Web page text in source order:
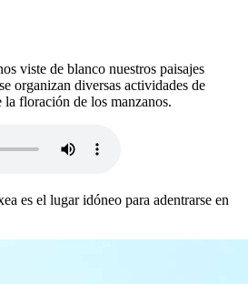
viste de blanco nuestros paisajes
organizan diversas actividades de
floración de los manzanos.
es el lugar idóneo para adentrarse en